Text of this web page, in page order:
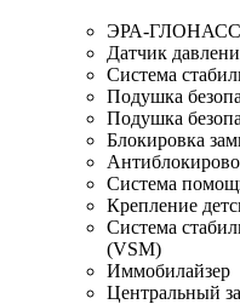
ЭРА-ГЛОНАСС
Датчик
Система
Подушка
Подушка
Блокировка
Система
Крепление
Система
(VSM)
Иммобилайзер
Центральный